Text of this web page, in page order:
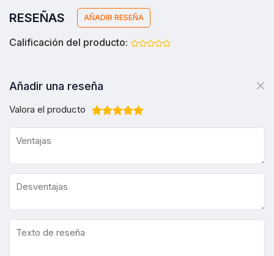
RESEÑAS AÑADIR RESEÑA
Calificación del producto:
Añadir una reseña
Valora el producto